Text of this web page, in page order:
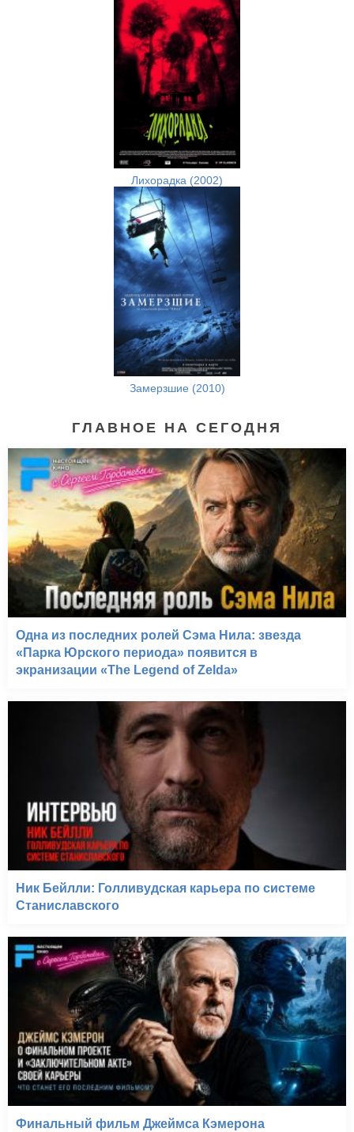
Лихорадка (2002)
Замерзшие (2010)
ГЛАВНОЕ НА СЕГОДНЯ
Одна из последних ролей Сэма Нила: звезда
«Парка Юрского периода» появится в
экранизации «The Legend of Zelda»
Ник Бейлли: Голливудская карьера по системе
Станиславского
Финальный фильм Джеймса Кэмерона